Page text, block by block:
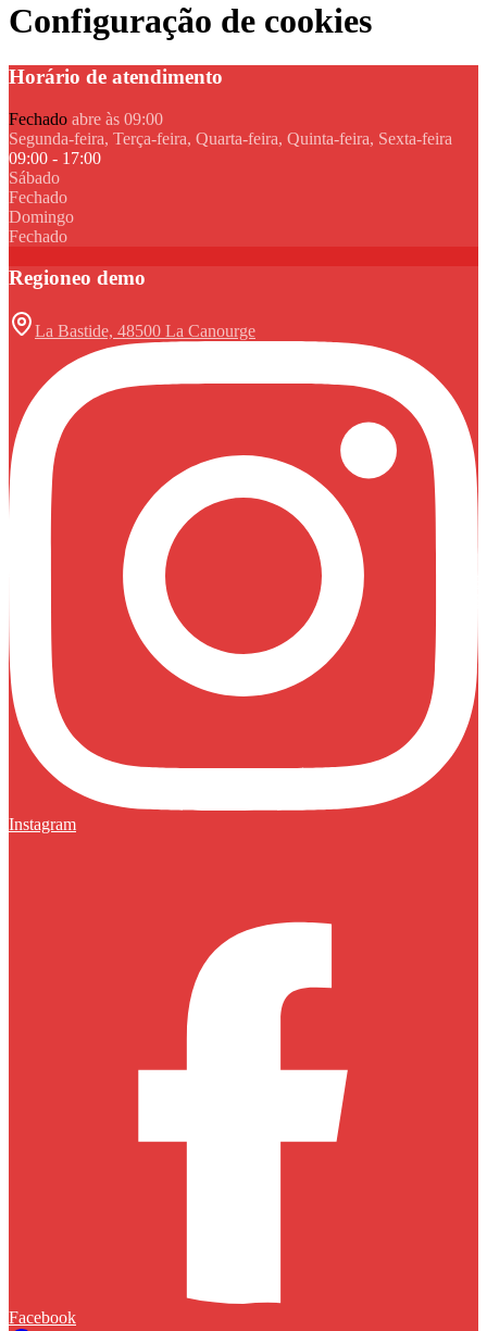
Configuração de cookies
Horário de atendimento
Fechado abre às 09:00
Segunda-feira, Terça-feira, Quarta-feira, Quinta-feira, Sexta-feira
09:00 - 17:00
Sábado
Fechado
Domingo
Fechado
Regioneo demo
La Bastide, 48500 La Canourge
Instagram
Facebook